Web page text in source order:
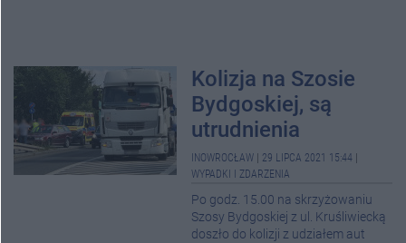
Kolizja na Szosie
Bydgoskiej, są
utrudnienia
INOWROCŁAW 29 LIPCA 2021 15:44
WYPADKI I ZDARZENIA
Po godz. 15.00 na skrzyżowaniu
Szosy Bydgoskiej z ul. Kruśliwiecką
doszło do kolizji z udziałem aut